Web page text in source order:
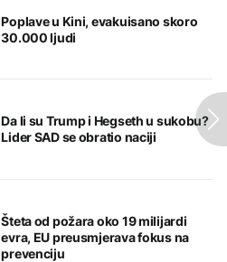
Poplave u Kini, evakuisano skoro
30.000 ljudi
Da li su Trump i Hegseth u sukobu?
Lider SAD se obratio naciji
Šteta od požara oko 19 milijardi
evra, EU preusmjerava fokus na
prevenciju